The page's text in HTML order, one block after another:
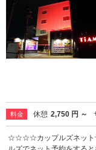
料金 休憩 2,750 円 ～
☆☆☆☆カップルズネット